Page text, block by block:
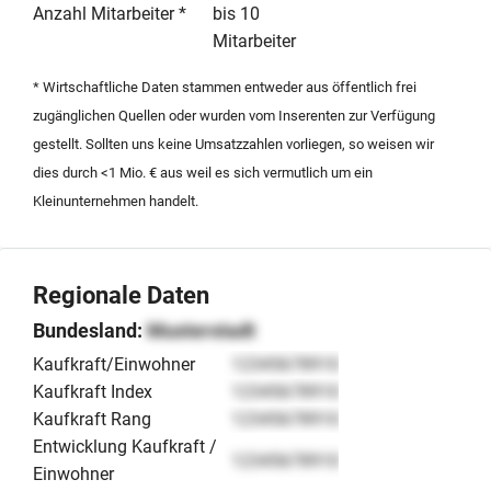
übernommen werden. Mit einem Jahresumsatz von bis
zu 250.000 Euro und einem attraktiven Kaufpreis stellt
Einstiegsmöglichkeit in den Markt dar. Die Übergabe
erfolgt nach Absprache, um eine reibungslose
Fortführung der Kundenbeziehungen in der Region
sicherzustellen.
Anzahl Mitarbeiter *
bis 10
Mitarbeiter
* Wirtschaftliche Daten stammen entweder aus öffentlich frei
zugänglichen Quellen oder wurden vom Inserenten zur Verfügung
gestellt. Sollten uns keine Umsatzzahlen vorliegen, so weisen wir
dies durch <1 Mio. € aus weil es sich vermutlich um ein
Kleinunternehmen handelt.
Regionale Daten
Bundesland: Musterstadt
Kaufkraft/Einwohner
12345678910
Kaufkraft Index
12345678910
Kaufkraft Rang
12345678910
Entwicklung Kaufkraft /
Einwohner
12345678910